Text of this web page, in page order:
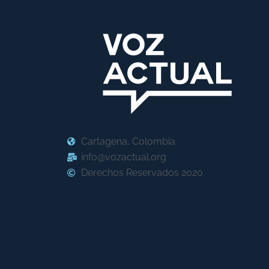
Cartagena, Colombia
info@vozactual.org
Derechos Reservados 2020